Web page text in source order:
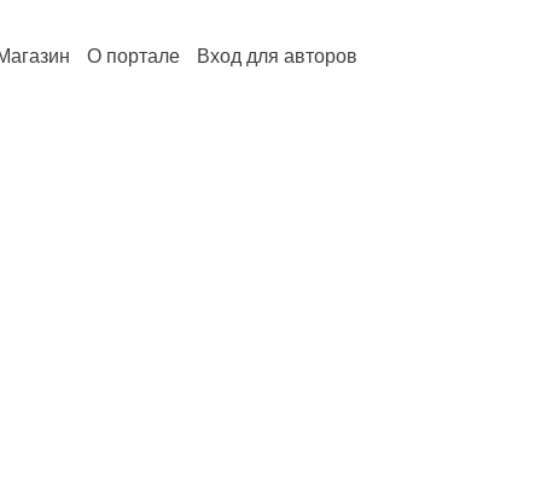
О портале Вход для авторов